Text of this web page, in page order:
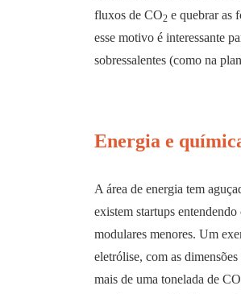
fluxos de CO2 e quebrar as
esse motivo é interessante
sobressalentes (como na
Energia e
A área de energia tem
existem startups
modulares menores. Um
eletrólise, com as
mais de uma tonelada de CO